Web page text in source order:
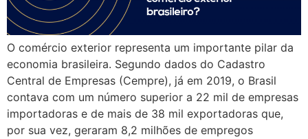
O comércio exterior representa um importante pilar da
economia brasileira. Segundo dados do Cadastro
Central de Empresas (Cempre), já em 2019, o Brasil
contava com um número superior a 22 mil de empresas
importadoras e de mais de 38 mil exportadoras que,
por sua vez, geraram 8,2 milhões de empregos